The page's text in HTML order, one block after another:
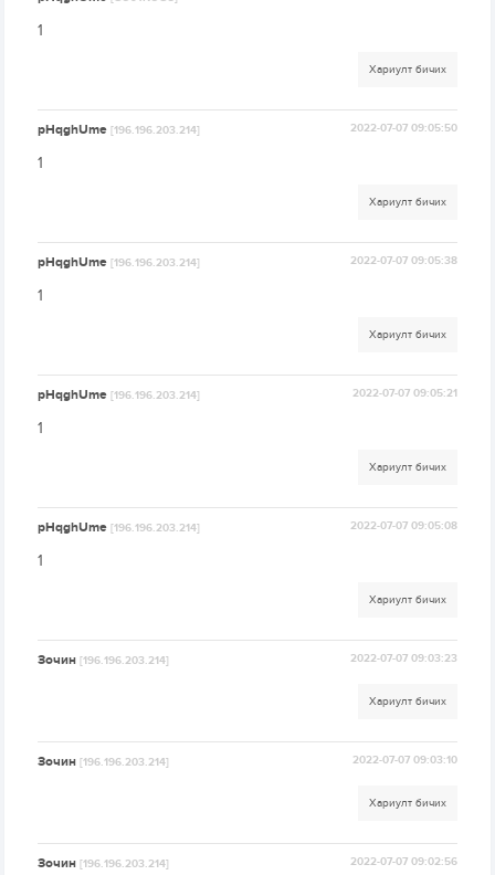
1
Хариулт бичих
pHqghUme[196.196.203.214] 2022-07-07 09:05:50
1
Хариулт бичих
pHqghUme[196.196.203.214] 2022-07-07 09:05:38
1
Хариулт бичих
pHqghUme[196.196.203.214] 2022-07-07 09:05:21
1
Хариулт бичих
pHqghUme[196.196.203.214] 2022-07-07 09:05:08
1
Хариулт бичих
Зочин[196.196.203.214] 2022-07-07 09:03:23
Хариулт бичих
Зочин[196.196.203.214] 2022-07-07 09:03:10
Хариулт бичих
Зочин[196.196.203.214] 2022-07-07 09:02:56